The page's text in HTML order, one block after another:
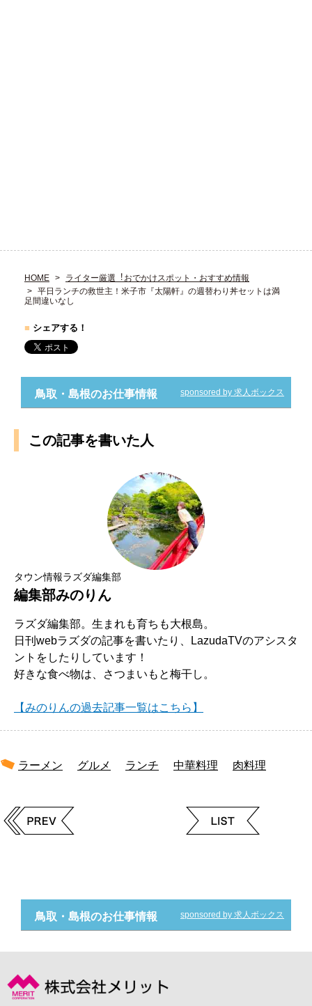
HOME
ライター厳選︕おでかけスポット・おすすめ情報
平日ランチの救世主！米子市『太陽軒』の週替わり丼セットは満
足間違いなし
■ シェアする！
鳥取・島根のお仕事情報 sponsored by 求人ボックス
この記事を書いた人
タウン情報ラズダ編集部
編集部みのりん
ラズダ編集部。生まれも育ちも大根島。
日刊webラズダの記事を書いたり、LazudaTVのアシスタ
ントをしたりしています！
好きな食べ物は、さつまいもと梅干し。
【みのりんの過去記事一覧はこちら】
ラーメン グルメ ランチ 中華料理 肉料理
鳥取・島根のお仕事情報 sponsored by 求人ボックス